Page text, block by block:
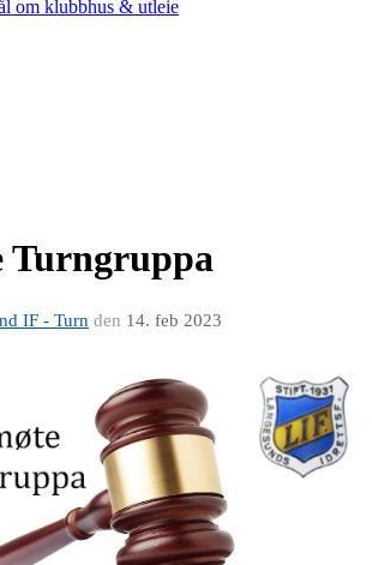
om klubbhus & utleie
Turngruppa
IF - Turn den 14. feb 2023